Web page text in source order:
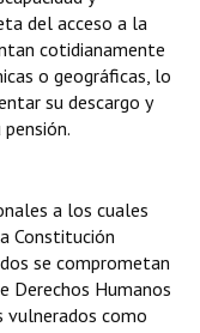
del acceso a la
cotidianamente
o geográficas, lo
su descargo y
a los cuales
Constitución
se comprometan
Derechos Humanos
vulnerados como